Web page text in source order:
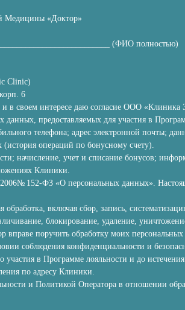
Медицины «Доктор»
(ФИО полностью)
Clinic)
6
в своем интересе даю согласие ООО
предоставляемых для участия в
телефона; адрес электронной почты;
операций по бонусному счету).
начисление, учет и списание бонусов;
Клиники.
152-ФЗ «О персональных данных».
включая сбор, запись,
блокирование, удаление,
вправе поручить обработку моих
соблюдения конфиденциальности и
участия в Программе лояльности и до
по адресу Клиники.
и Политикой Оператора в отношении